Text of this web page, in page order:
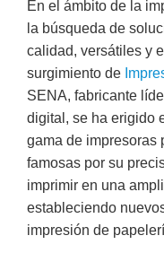
En el ámbito de la
la búsqueda de
calidad, versátiles y
surgimiento de
SENA, fabricante
digital, se ha erigido
gama de impresoras
famosas por su
imprimir en una
estableciendo
impresión de